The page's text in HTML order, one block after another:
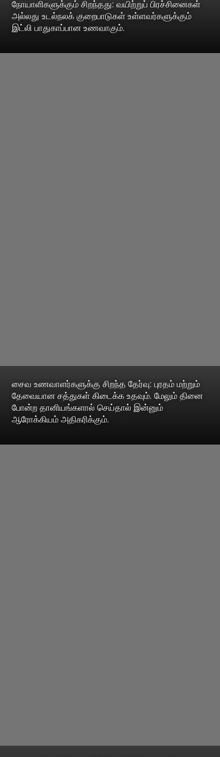
நோயாளிகளுக்கும் சிறந்தது: வயிற்றுப் பிரச்சினைகள்
அல்லது உடல்நலக் குறைபாடுகள் உள்ளவர்களுக்கும்
இட்லி பாதுகாப்பான உணவாகும்.
சைவ உணவாளர்களுக்கு சிறந்த தேர்வு: புரதம் மற்றும்
தேவையான சத்துகள் கிடைக்க உதவும். மேலும் தினை
போன்ற தானியங்களால் செய்தால் இன்னும்
ஆரோக்கியம் அதிகரிக்கும்.